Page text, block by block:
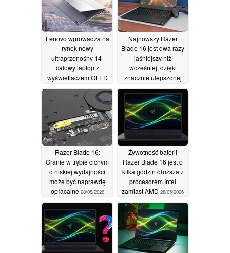
Lenovo wprowadza na
rynek nowy
ultraprzenośny 14-
calowy laptop z
wyświetlaczem OLED
o rozdzielczości 1100
nitów i dwoma
gniazdami na dyski
SSD01/06/2026
Najnowszy Razer
Blade 16 jest dwa razy
jaśniejszy niż
wcześniej, dzięki
znacznie ulepszonej
obsłudze HDR
28/05/2026
Razer Blade 16:
Granie w trybie cichym
o niskiej wydajności
może być naprawdę
opłacalne 28/05/2026
Żywotność baterii
Razer Blade 16 jest o
kilka godzin dłuższa z
procesorem Intel
zamiast AMD 28/05/2026